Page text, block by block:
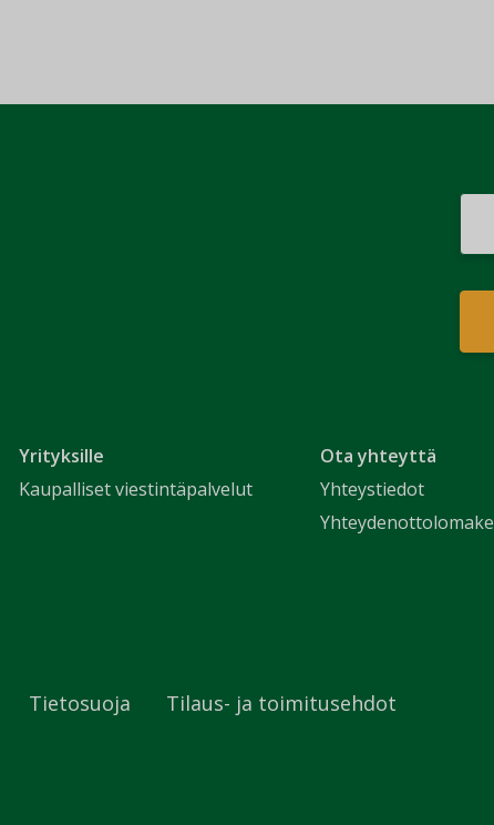
Yrityksille
Kaupalliset viestintäpalvelut
Ota yhteyttä
Yhteystiedot
Yhteydenottolomake
Tietosuoja Tilaus- ja toimitusehdot